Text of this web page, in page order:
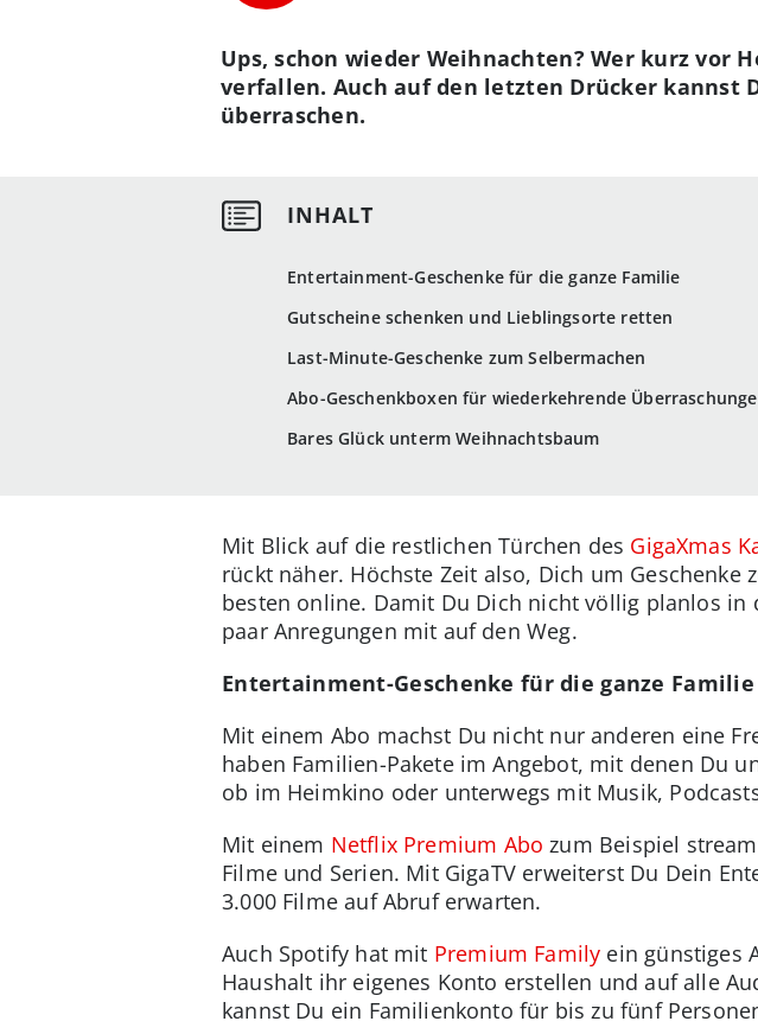
Entertainment-Geschenke für die ganze Familie
Gutscheine schenken und Lieblingsorte retten
Last-Minute-Geschenke zum Selbermachen
Abo-Geschenkboxen für wiederkehrende
Bares Glück unterm Weihnachtsbaum
Ups, schon wieder Weihnachten? Wer kurz vor
verfallen. Auch auf den letzten Drücker kannst
überraschen.
Mit Blick auf die restlichen Türchen des GigaXmas
rückt näher. Höchste Zeit also, Dich um
besten online. Damit Du Dich nicht völlig planlos
paar Anregungen mit auf den Weg.
Entertainment-Geschenke für die ganze Familie
Mit einem Abo machst Du nicht nur anderen eine
haben Familien-Pakete im Angebot, mit denen Du
ob im Heimkino oder unterwegs mit Musik,
Mit einem Netflix Premium Abo zum Beispiel
Filme und Serien. Mit GigaTV erweiterst Du Dein
3.000 Filme auf Abruf erwarten.
Auch Spotify hat mit Premium Family ein günstiges
Haushalt ihr eigenes Konto erstellen und auf alle
kannst Du ein Familienkonto für bis zu fünf